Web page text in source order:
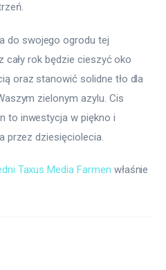
do swojego ogrodu tej
cały rok będzie cieszyć oko
oraz stanowić solidne tło dla
zielonym azylu. Cis
to inwestycja w piękno i
przez dziesięciolecia.
Taxus Media Farmen właśnie